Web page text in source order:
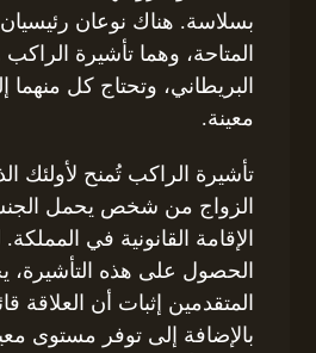
بسلاسة. هناك نوعان
المتاحة، وهما تأشيرة
البريطاني، وتحتاج كل منهما
معينة.
تأشيرة الراكب تُمنح لأولئك
الزواج من شخص يحمل
الإقامة القانونية في
الحصول على هذه
المتقدمين إثبات أن العلاقة
بالإضافة إلى توفر مستوى